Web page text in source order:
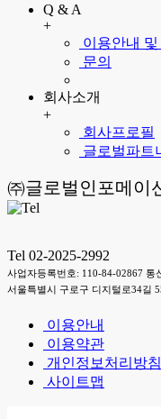
Q & A
+
이용안내 및
문의
회사소개
+
회사프로필
글로벌파트
㈜글로벌인포메이
Tel 02-2025-2992
사업자등록번호: 110-84-02867 통
서울특별시 구로구 디지털로34길
이용안내
이용약관
개인정보처리방침
사이트맵